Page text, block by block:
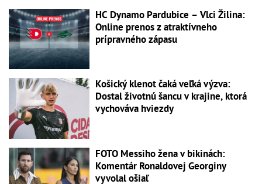
HC Dynamo Pardubice – Vlci Žilina:
Online prenos z atraktívneho
prípravného zápasu
Košický klenot čaká veľká výzva:
Dostal životnú šancu v krajine, ktorá
vychováva hviezdy
FOTO Messiho žena v bikinách:
Komentár Ronaldovej Georginy
vyvolal ošiaľ